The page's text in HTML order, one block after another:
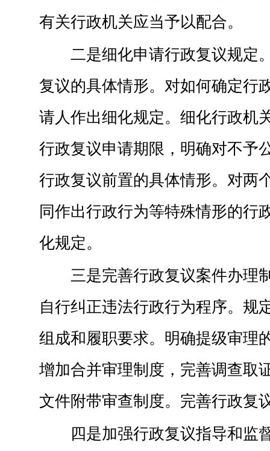
有关行政机关应当予以配合。
二是细化申请行政复议规定
复议的具体情形。对如何确定行
请人作出细化规定。细化行政机
行政复议申请期限，明确对不予
行政复议前置的具体情形。对两
同作出行政行为等特殊情形的行
化规定。
三是完善行政复议案件办理
自行纠正违法行政行为程序。规
组成和履职要求。明确提级审理
增加合并审理制度，完善调查取
文件附带审查制度。完善行政复
四是加强行政复议指导和监